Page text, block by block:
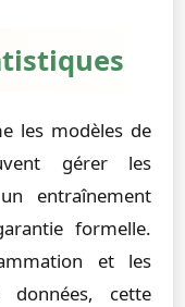
les modèles de
gérer les
entraînement
formelle.
et les
données, cette